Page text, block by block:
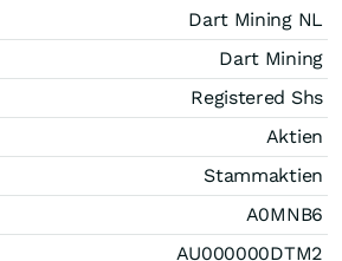
Dart Mining NL
Dart Mining
Registered Shs
Aktien
Stammaktien
A0MNB6
AU000000DTM2